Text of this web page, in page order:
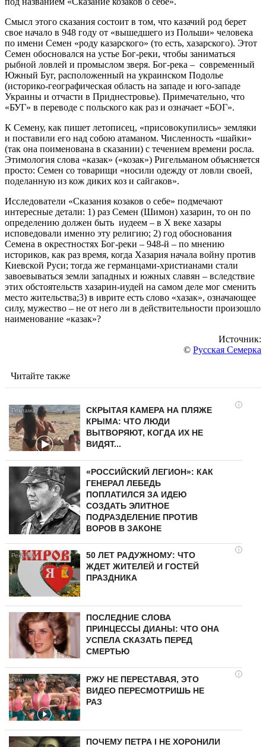
Смысл этого сказания состоит в том, что казачий род берет
свое начало в 948 году от «вышедшего из Польши» человека
по имени Семен «роду казарского» (то есть, хазарского). Этот
Семен обосновался на устье Бог-реки, чтобы заниматься
рыбной ловлей и промыслом зверя. Бог-река – современный
Южный Буг, расположенный на украинском Подолье
(историко-географическая область на западе и юго-западе
Украины и отчасти в Приднестровье). Примечательно, что
«БУГ» в переводе с польского как раз и означает «БОГ».
К Семену, как пишет летописец, «присовокупились» земляки
и поставили его над собою атаманом. Численность «шайки»
(так она поименована в сказании) с течением времени росла.
Этимология слова «казак» («козак») Ригельманом объясняется
просто: Семен со товарищи «носили одежду от ловли своей,
поделанную из кож диких коз и сайгаков».
Исследователи «Сказания козаков о себе» подмечают
интересные детали: 1) раз Семен (Шимон) хазарин, то он по
определению должен быть иудеем – в Х веке хазары
исповедовали именно эту религию; 2) год обоснования
Семена в окрестностях Бог-реки – 948-й – по мнению
историков, как раз время, когда Хазария начала войну против
Киевской Руси; тогда же германцами-христианами стали
завоевываться земли западных и южных славян – вследствие
этих обстоятельств хазарин-иудей на самом деле мог сменить
место жительства;3) в иврите есть слово «хазак», означающее
силу, мужество – не от него ли в действительности произошло
наименование «казак»?
Источник:
© Русская Семерка
Читайте также
i
СКРЫТАЯ КАМЕРА НА ПЛЯЖЕ
КРЫМА: ЧТО ЛЮДИ
ВЫТВОРЯЮТ, КОГДА ИХ НЕ
ВИДЯТ...
«РОССИЙСКИЙ ЛЕГИОН»: КАК
ГЕНЕРАЛ ЛЕБЕДЬ
ПОПЛАТИЛСЯ ЗА ИДЕЮ
СОЗДАТЬ ЭЛИТНОЕ
ПОДРАЗДЕЛЕНИЕ ПРОТИВ
ВОРОВ В ЗАКОНЕ
i
50 ЛЕТ РАДУЖНОМУ: ЧТО
ЖДЕТ ЖИТЕЛЕЙ И ГОСТЕЙ
ПРАЗДНИКА
ПОСЛЕДНИЕ СЛОВА
ПРИНЦЕССЫ ДИАНЫ: ЧТО ОНА
УСПЕЛА СКАЗАТЬ ПЕРЕД
СМЕРТЬЮ
i
РЖУ НЕ ПЕРЕСТАВАЯ, ЭТО
ВИДЕО ПЕРЕСМОТРИШЬ НЕ
РАЗ
ПОЧЕМУ ПЕТРА I НЕ ХОРОНИЛИ